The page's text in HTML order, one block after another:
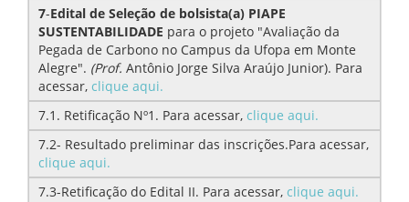
7-Edital de Seleção de bolsista(a) PIAPE
SUSTENTABILIDADE para o projeto "Avaliação da
Pegada de Carbono no Campus da Ufopa em Monte
Alegre". (Prof. Antônio Jorge Silva Araújo Junior). Para
acessar, clique aqui.
7.1. Retificação Nº1. Para acessar, clique aqui.
7.2- Resultado preliminar das inscrições.Para acessar,
clique aqui.
7.3-Retificação do Edital II. Para acessar, clique aqui.